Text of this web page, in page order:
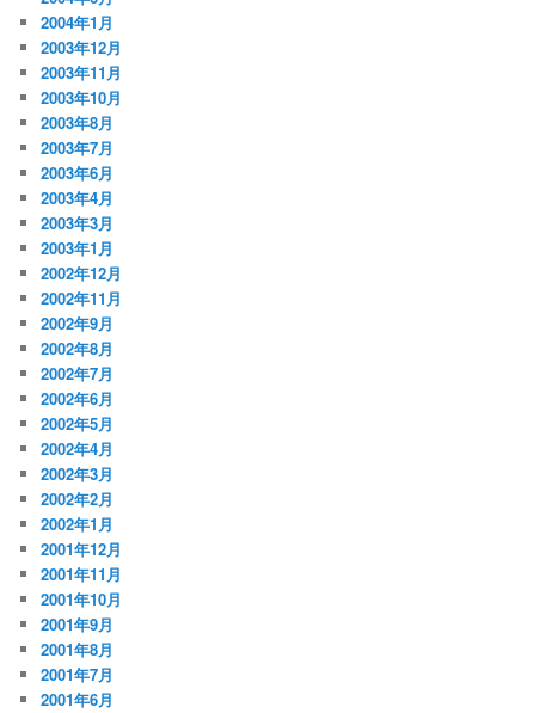
2004年1月
2003年12月
2003年11月
2003年10月
2003年8月
2003年7月
2003年6月
2003年4月
2003年3月
2003年1月
2002年12月
2002年11月
2002年9月
2002年8月
2002年7月
2002年6月
2002年5月
2002年4月
2002年3月
2002年2月
2002年1月
2001年12月
2001年11月
2001年10月
2001年9月
2001年8月
2001年7月
2001年6月